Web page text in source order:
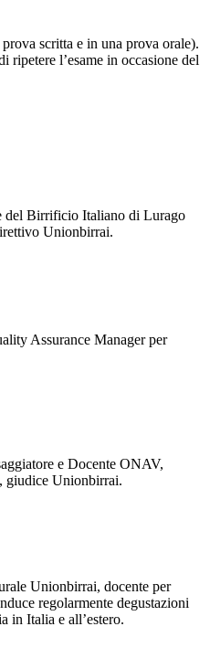
scritta e in una prova orale).
ripetere l’esame in occasione del
del Birrificio Italiano di Lurago
Unionbirrai.
Assurance Manager per
e Docente ONAV,
giudice Unionbirrai.
Unionbirrai, docente per
regolarmente degustazioni
in Italia e all’estero.